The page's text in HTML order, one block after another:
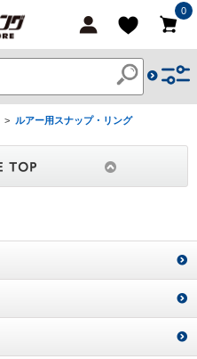
0
> ルアー用スナップ・リング